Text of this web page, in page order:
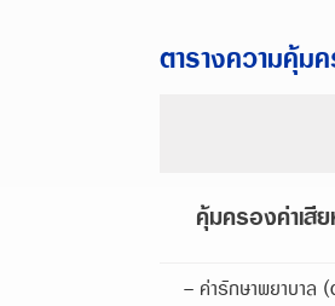
ตารางความคุ้ม
คุ้มครองค่าเสี
- ค่ารักษาพยาบาล